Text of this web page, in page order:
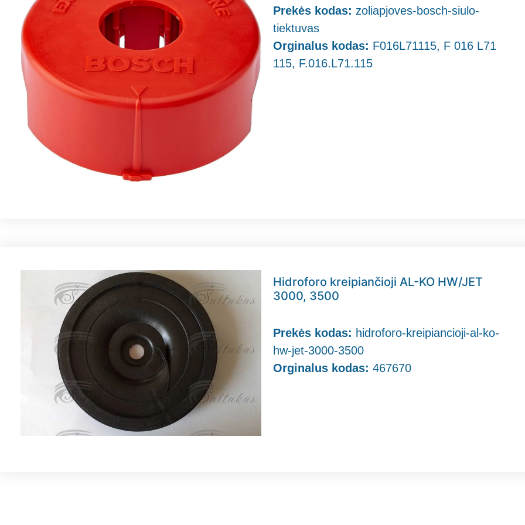
Prekės kodas: zoliapjoves-bosch-siulo-
tiektuvas
Orginalus kodas: F016L71115, F 016 L71
115, F.016.L71.115
Hidroforo kreipiančioji AL-KO HW/JET
3000, 3500
Prekės kodas: hidroforo-kreipiancioji-al-ko-
hw-jet-3000-3500
Orginalus kodas: 467670